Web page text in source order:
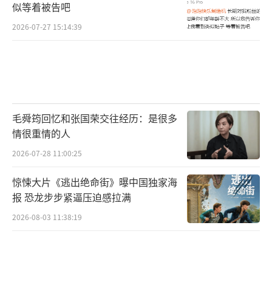
似等着被告吧
2026-07-27 15:14:39
毛舜筠回忆和张国荣交往经历：是很多
情很重情的人
2026-07-28 11:00:25
惊悚大片《逃出绝命街》曝中国独家海
报 恐龙步步紧逼压迫感拉满
2026-08-03 11:38:19